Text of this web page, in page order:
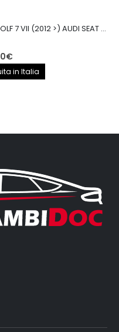
CRB MOTORE VW GOLF 7 VII (2012 >) AUDI SEAT 2.0TDI 150CV CRB IMPIANTO BOSCH
€Il
prezzo
attuale
in Italia